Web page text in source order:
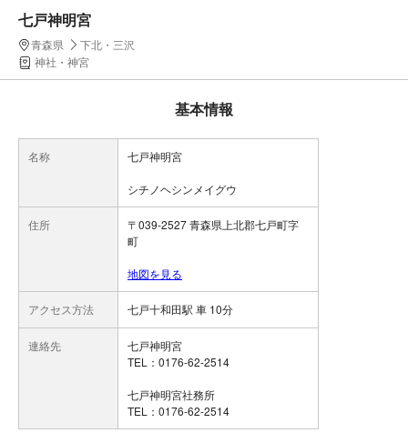
七戸神明宮
青森県
下北・三沢
神社・神宮
基本情報
名称 七戸神明宮
シチノヘシンメイグウ
住所
〒039-2527 青森県上北郡七戸町字
町
地図を見る
アクセス方法 七戸十和田駅 車 10分
連絡先
七戸神明宮
TEL：0176-62-2514
七戸神明宮社務所
TEL：0176-62-2514